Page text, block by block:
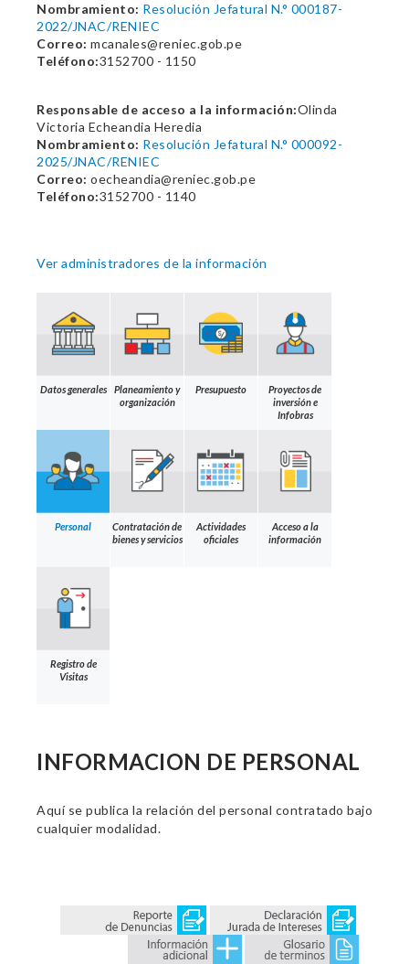
Nombramiento: Resolución Jefatural N.° 000187-
2022/JNAC/RENIEC
Correo: mcanales@reniec.gob.pe
Teléfono:3152700 - 1150
Responsable de acceso a la información:Olinda
Victoria Echeandia Heredia
Nombramiento: Resolución Jefatural N.° 000092-
2025/JNAC/RENIEC
Correo: oecheandia@reniec.gob.pe
Teléfono:3152700 - 1140
Ver administradores de la información
Datos generales
Planeamiento y
organización
Presupuesto
Proyectos de
inversión e
Infobras
Personal
Contratación de
bienes y servicios
Actividades
oficiales
Acceso a la
información
Registro de
Visitas
INFORMACION DE PERSONAL
Aquí se publica la relación del personal contratado bajo
cualquier modalidad.